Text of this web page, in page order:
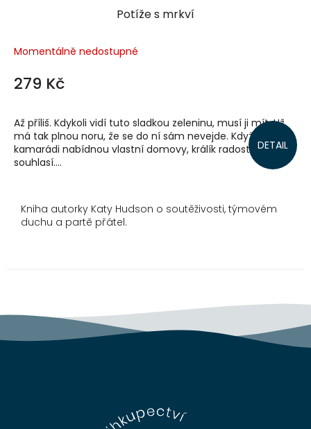
Potíže s mrkví
Momentálně nedostupné
279 Kč
DETAIL
Až příliš. Kdykoli vidí tuto sladkou zeleninu, musí ji mít. Už
má tak plnou noru, že se do ní sám nevejde. Když mu
kamarádi nabídnou vlastní domovy, králík radostně
souhlasí....
Kniha autorky Katy Hudson o soutěživosti, týmovém
duchu a partě přátel.